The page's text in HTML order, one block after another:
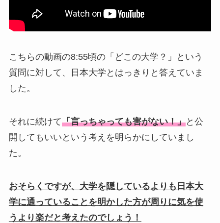
こちらの動画の8:55頃の「どこの大学？」という
質問に対して、日本大学とはっきりと答えていま
した。
それに続けて「言っちゃっても害がない！」と公
開してもいいという考えを明らかにしていまし
た。
おそらくですが、大学を隠しているよりも日本大
学に通っていることを明かした方が周りに気を使
うより楽だと考えたのでしょう！